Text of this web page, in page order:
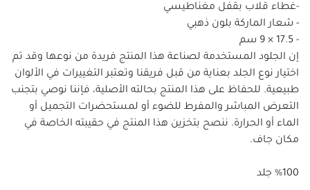
-غطاء قلاب بقفل مغناطيسي
- شعار الماركة بلون ذهبي
- 17.5 × 9 سم
إن الجلود المستخدمة لصناعة هذا المنتج فريدة من نوعها وقد تم
اختيار نوع الجلد بعناية من قبل فريقنا وتعتبر التغييرات في الألوان
طبيعية. للحفاظ على هذا المنتج بحالته الأصلية، فإننا نوصي بتجنب
التعرض المباشر والمفرط للضوء أو لمستحضرات التجميل أو
الماء أو الحرارة. ننصح بتخزين هذا المنتج في حقيبته الخاصة في
مكان جاف.
%100 جلد